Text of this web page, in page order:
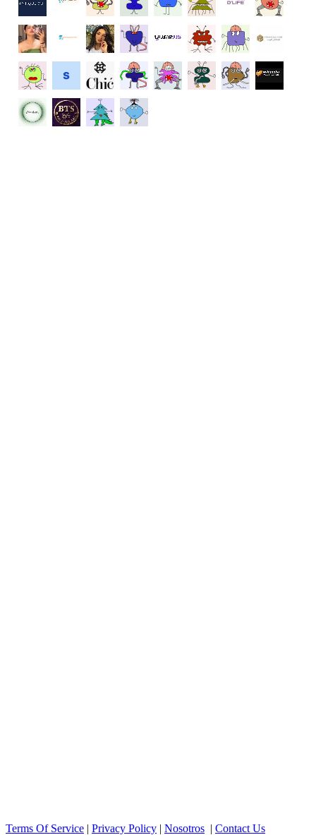
Terms Of Service | Privacy Policy | Nosotros | Contact Us